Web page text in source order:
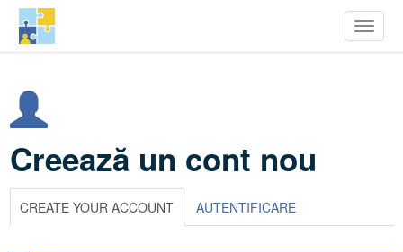
conţinutul
principal
Youth Potential
Creează un cont nou
CREATE YOUR ACCOUNT AUTENTIFICARE